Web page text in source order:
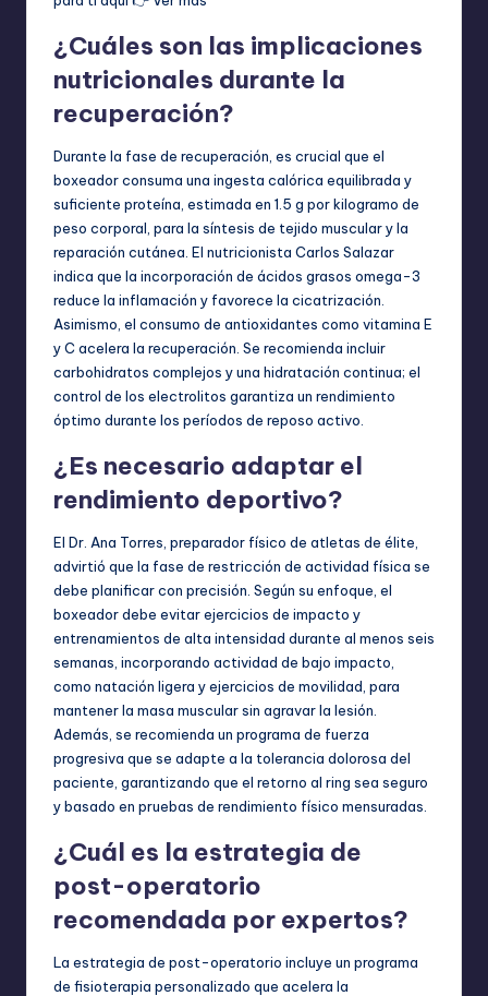
¿Cuáles son las implicaciones
nutricionales durante la
recuperación?
Durante la fase de recuperación, es crucial que el
boxeador consuma una ingesta calórica equilibrada y
suficiente proteína, estimada en 1.5 g por kilogramo de
peso corporal, para la síntesis de tejido muscular y la
reparación cutánea. El nutricionista Carlos Salazar
indica que la incorporación de ácidos grasos omega-3
reduce la inflamación y favorece la cicatrización.
Asimismo, el consumo de antioxidantes como vitamina E
y C acelera la recuperación. Se recomienda incluir
carbohidratos complejos y una hidratación continua; el
control de los electrolitos garantiza un rendimiento
óptimo durante los períodos de reposo activo.
¿Es necesario adaptar el
rendimiento deportivo?
El Dr. Ana Torres, preparador físico de atletas de élite,
advirtió que la fase de restricción de actividad física se
debe planificar con precisión. Según su enfoque, el
boxeador debe evitar ejercicios de impacto y
entrenamientos de alta intensidad durante al menos seis
semanas, incorporando actividad de bajo impacto,
como natación ligera y ejercicios de movilidad, para
mantener la masa muscular sin agravar la lesión.
Además, se recomienda un programa de fuerza
progresiva que se adapte a la tolerancia dolorosa del
paciente, garantizando que el retorno al ring sea seguro
y basado en pruebas de rendimiento físico mensuradas.
¿Cuál es la estrategia de
post-operatorio
recomendada por expertos?
La estrategia de post-operatorio incluye un programa
de fisioterapia personalizado que acelera la